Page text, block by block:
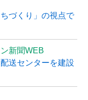
づくり」の視点で
新聞WEB
送センターを建設